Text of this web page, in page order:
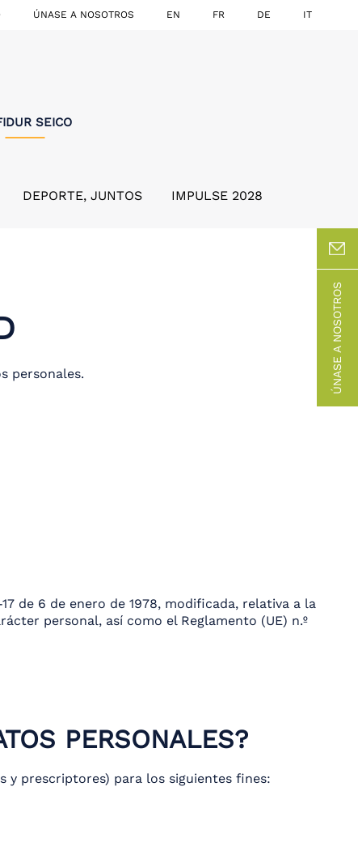
ÚNASE A NOSOTROS EN FR DE IT
SEICO
DEPORTE, JUNTOS IMPULSE 2028
ÚNASE A NOSOTROS
personales.
de 6 de enero de 1978, modificada, relativa a la
personal, así como el Reglamento (UE) n.º
PERSONALES?
y prescriptores) para los siguientes fines: